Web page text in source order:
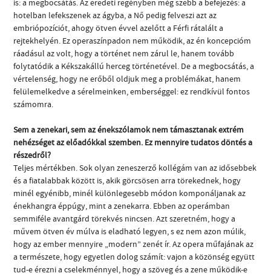
is: a megbocsátás. Az eredeti regényben még szebb a befejezés: a
hotelban lefekszenek az ágyba, a Nő pedig felveszi azt az
embriópozíciót, ahogy ötven évvel azelőtt a Férfi rátalált a
rejtekhelyén. Ez operaszínpadon nem működik, az én koncepcióm
ráadásul az volt, hogy a történet nem zárul le, hanem tovább
folytatódik a Kékszakállú herceg történetével. De a megbocsátás, a
vértelenség, hogy ne erőből oldjuk meg a problémákat, hanem
felülemelkedve a sérelmeinken, emberséggel: ez rendkívül fontos
számomra.
Sem a zenekari, sem az énekszólamok nem támasztanak extrém
nehézséget az előadókkal szemben. Ez mennyire tudatos döntés a
részedről?
Teljes mértékben. Sok olyan zeneszerző kollégám van az idősebbek
és a fiatalabbak között is, akik görcsösen arra törekednek, hogy
minél egyénibb, minél különlegesebb módon komponáljanak az
énekhangra éppúgy, mint a zenekarra. Ebben az operámban
semmiféle avantgárd törekvés nincsen. Azt szeretném, hogy a
művem ötven év múlva is eladható legyen, s ez nem azon múlik,
hogy az ember mennyire „modern” zenét ír. Az opera műfajának az
a természete, hogy egyetlen dolog számít: vajon a közönség együtt
tud-e érezni a cselekménnyel, hogy a szöveg és a zene működik-e